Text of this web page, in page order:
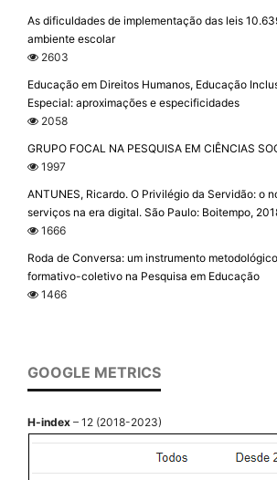
As dificuldades de implementação das leis
ambiente escolar
2603
Educação em Direitos Humanos, Educação
Especial: aproximações e especificidades
2058
GRUPO FOCAL NA PESQUISA EM CIÊNCIAS
1997
ANTUNES, Ricardo. O Privilégio da Servidão: o
serviços na era digital. São Paulo: Boitempo,
1666
Roda de Conversa: um instrumento
formativo-coletivo na Pesquisa em Educação
1466
GOOGLE METRICS
H-index – 12 (2018-2023)